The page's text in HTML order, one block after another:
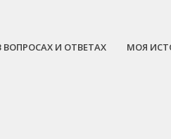
ВОПРОСАХ И ОТВЕТАХ МОЯ